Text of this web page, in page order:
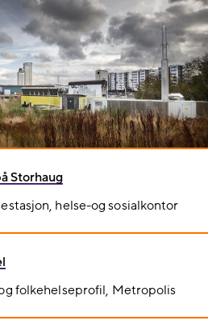
Storhaug
helse-og sosialkontor
folkehelseprofil, Metropolis